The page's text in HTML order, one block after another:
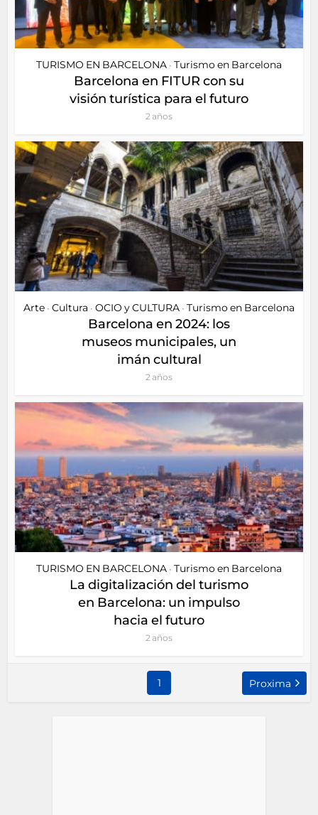
TURISMO EN BARCELONA • Turismo en Barcelona
Barcelona en FITUR con su
visión turística para el futuro
2 años
Arte • Cultura • OCIO y CULTURA • Turismo en Barcelona
Barcelona en 2024: los
museos municipales, un
imán cultural
2 años
TURISMO EN BARCELONA • Turismo en Barcelona
La digitalización del turismo
en Barcelona: un impulso
hacia el futuro
2 años
1 Proxima